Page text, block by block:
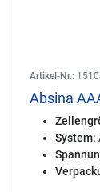
Artikel-Nr.:
Absina
System: